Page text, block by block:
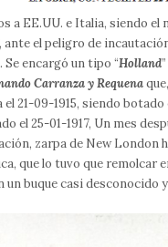
a EE.UU. e Italia, siendo
ante el peligro de
. Se encargó un tipo “Holland
Carranza y Requena
el 21-09-1915, siendo
el 25-01-1917, Un mes
zarpa de New London
que lo tuvo que remolcar
un buque casi desconocido